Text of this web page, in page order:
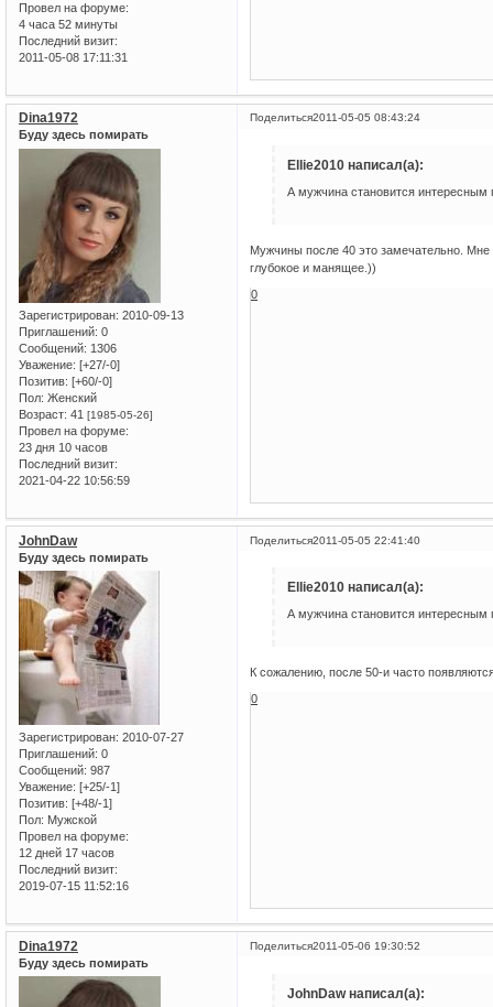
Провел на форуме:
4 часа 52 минуты
Последний визит:
2011-05-08 17:11:31
Поделиться2011-05-05 08:43:24
Dina1972
Буду здесь помирать
Зарегистрирован: 2010-09-13
Приглашений: 0
Сообщений: 1306
Уважение: [+27/-0]
Позитив: [+60/-0]
Пол: Женский
Возраст: 41 [1985-05-26]
Провел на форуме:
23 дня 10 часов
Последний визит:
2021-04-22 10:56:59
Ellie2010 написал(а):
А мужчина становится интересным
Мужчины после 40 это замечательно.
глубокое и манящее.))
0
Поделиться2011-05-05 22:41:40
JohnDaw
Буду здесь помирать
Зарегистрирован: 2010-07-27
Приглашений: 0
Сообщений: 987
Уважение: [+25/-1]
Позитив: [+48/-1]
Пол: Мужской
Провел на форуме:
12 дней 17 часов
Последний визит:
2019-07-15 11:52:16
Ellie2010 написал(а):
А мужчина становится интересным
К сожалению, после 50-и часто
0
Поделиться2011-05-06 19:30:52
Dina1972
Буду здесь помирать
JohnDaw написал(а):